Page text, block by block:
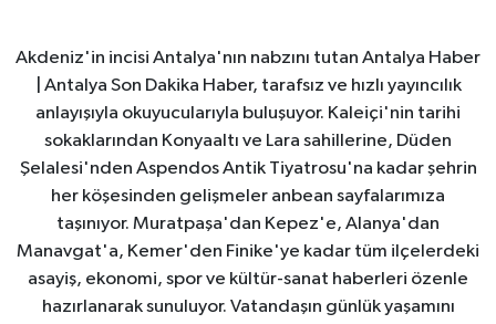
Akdeniz'in incisi Antalya'nın nabzını tutan Antalya Haber
| Antalya Son Dakika Haber, tarafsız ve hızlı yayıncılık
anlayışıyla okuyucularıyla buluşuyor. Kaleiçi'nin tarihi
sokaklarından Konyaaltı ve Lara sahillerine, Düden
Şelalesi'nden Aspendos Antik Tiyatrosu'na kadar şehrin
her köşesinden gelişmeler anbean sayfalarımıza
taşınıyor. Muratpaşa'dan Kepez'e, Alanya'dan
Manavgat'a, Kemer'den Finike'ye kadar tüm ilçelerdeki
asayiş, ekonomi, spor ve kültür-sanat haberleri özenle
hazırlanarak sunuluyor. Vatandaşın günlük yaşamını